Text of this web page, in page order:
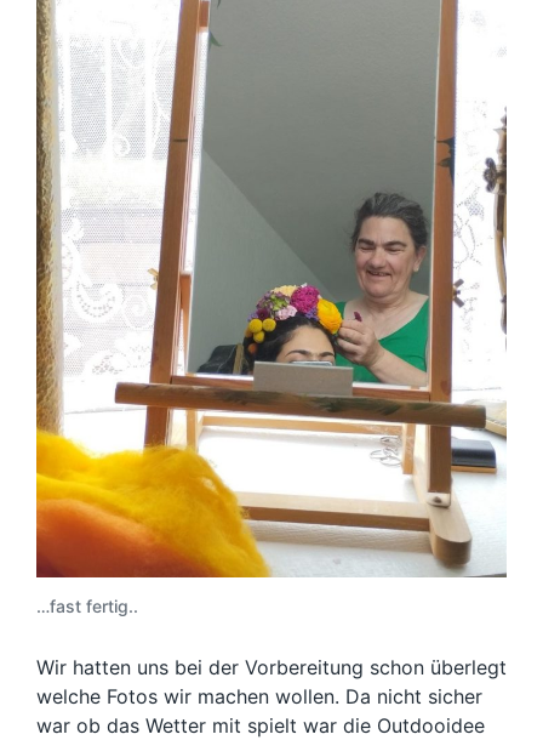
…fast fertig..
Wir hatten uns bei der Vorbereitung schon überlegt
welche Fotos wir machen wollen. Da nicht sicher
war ob das Wetter mit spielt war die Outdooidee